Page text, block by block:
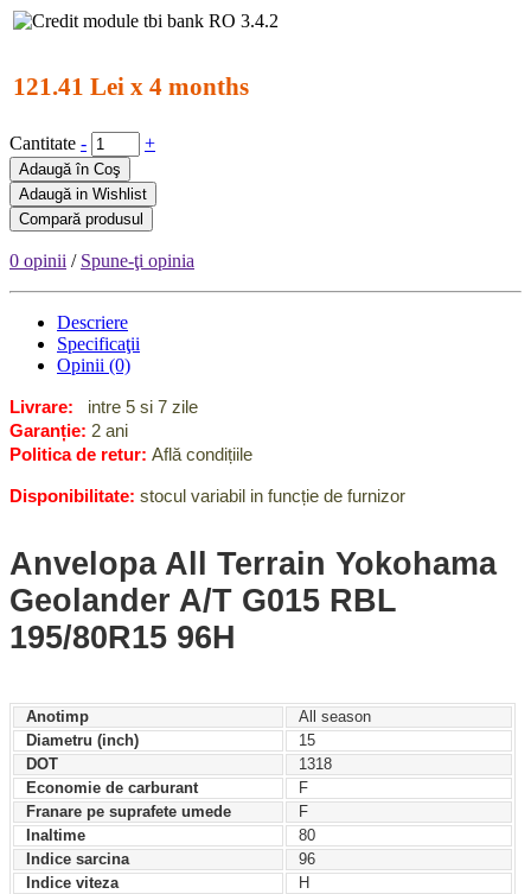
121.41 Lei x 4 months
Cantitate - +
Adaugă în Coş
Adaugă in Wishlist
Compară produsul
0 opinii / Spune-ţi opinia
Descriere
Specificaţii
Opinii (0)
Livrare:
intre 5 si 7 zile
Garanție: 2 ani
Politica de retur: Află condițiile
Disponibilitate: stocul variabil in funcție de furnizor
Anvelopa All Terrain Yokohama
Geolander A/T G015 RBL
195/80R15 96H
Anotimp
All season
Diametru (inch)
15
DOT
1318
Economie de carburant
F
Franare pe suprafete umede
F
Inaltime
80
Indice sarcina
96
Indice viteza
H